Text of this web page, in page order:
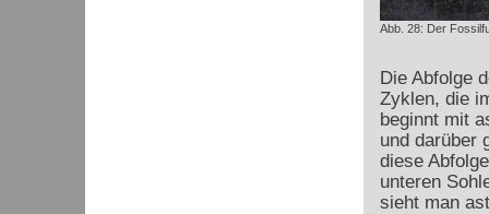
Abb. 28: Der
Die Abfolge
Zyklen, die
beginnt mit
und darüber
diese
unteren
sieht man